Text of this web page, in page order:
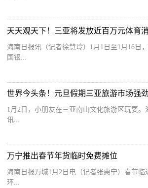
天天观天下！三亚将发放近百万元体育
海南日报讯（记者徐慧玲）1月1日至1月16日
国银...
1月2日，小朋友在三亚南山文化旅游区玩耍。
讯...
万宁推出春节年货临时免费摊位
海南日报万城1月2日电（记者张惠宁）春节
环...